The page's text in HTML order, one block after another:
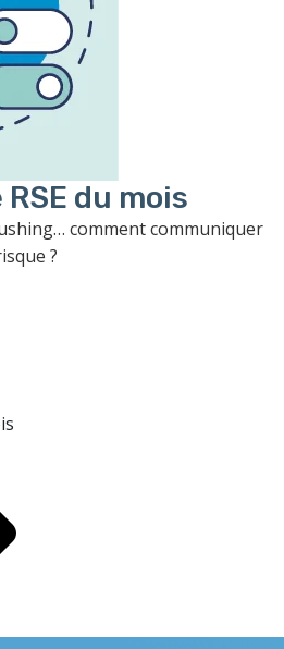
du mois
comment communiquer
?